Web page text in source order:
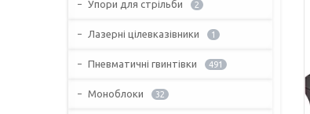
Упори для стрільби 2
Лазерні цілевказівники 1
Пневматичні гвинтівки 491
Моноблоки 32